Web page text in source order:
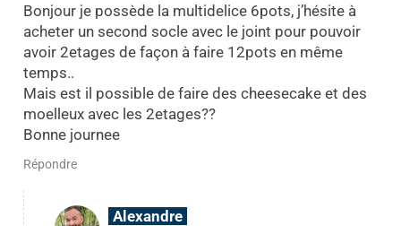
Bonjour je possède la multidelice 6pots, j’hésite à
acheter un second socle avec le joint pour pouvoir
avoir 2etages de façon à faire 12pots en même
temps..
Mais est il possible de faire des cheesecake et des
moelleux avec les 2etages??
Bonne journee
Répondre
Alexandre